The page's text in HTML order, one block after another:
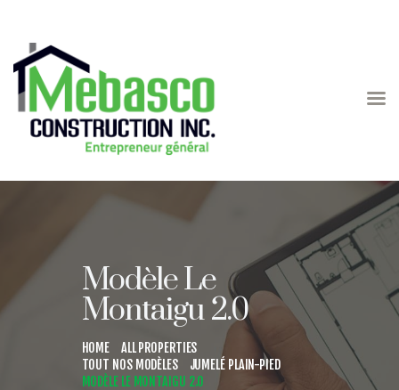
Modèle Le
Montaigu 2.0
HOME
ALL PROPERTIES
TOUT NOS MODÈLES
JUMELÉ PLAIN-PIED
MODÈLE LE MONTAIGU 2.0
MODÈLES
PROJETS RÉSIDENTIELS
RÉALISATIONS
ENTREPÔTS MEBASCO